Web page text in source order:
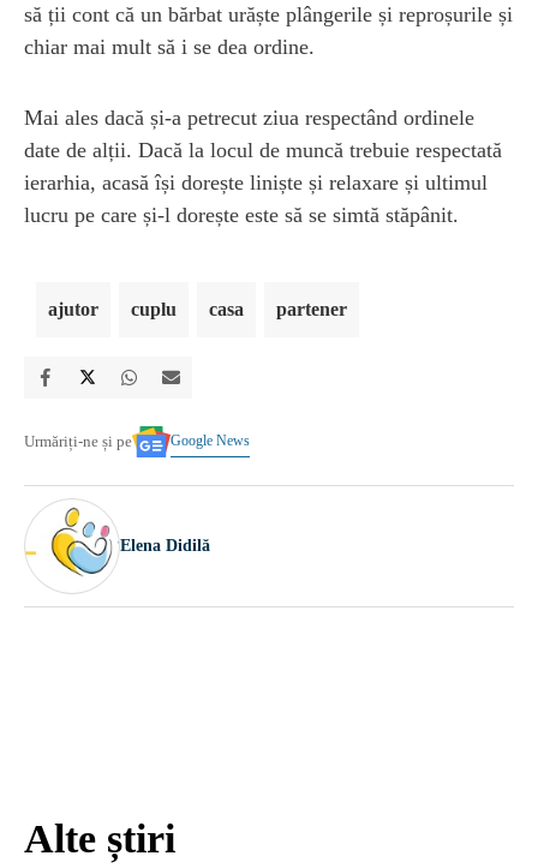
să ții cont că un bărbat urăște plângerile și reproșurile și
chiar mai mult să i se dea ordine.
Mai ales dacă și-a petrecut ziua respectând ordinele
date de alții. Dacă la locul de muncă trebuie respectată
ierarhia, acasă își dorește liniște și relaxare și ultimul
lucru pe care și-l dorește este să se simtă stăpânit.
ajutor cuplu casa partener
Urmăriți-ne și pe Google News
Elena Didilă
Alte știri